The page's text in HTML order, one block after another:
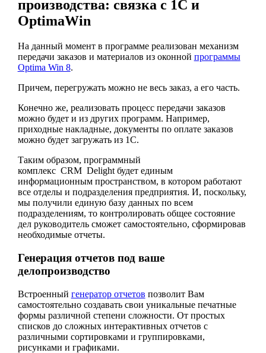
производства: связка с 1С и
OptimaWin
На данный момент в программе реализован механизм
передачи заказов и материалов из оконной программы
Optima Win 8.
Причем, перегружать можно не весь заказ, а его часть.
Конечно же, реализовать процесс передачи заказов
можно будет и из других программ. Например,
приходные накладные, документы по оплате заказов
можно будет загружать из 1С.
Таким образом, программный
комплекс CRM Delight будет единым
информационным пространством, в котором работают
все отделы и подразделения предприятия. И, поскольку,
мы получили единую базу данных по всем
подразделениям, то контролировать общее состояние
дел руководитель сможет самостоятельно, сформировав
необходимые отчеты.
Генерация отчетов под ваше
делопроизводство
Встроенный генератор отчетов позволит Вам
самостоятельно создавать свои уникальные печатные
формы различной степени сложности. От простых
списков до сложных интерактивных отчетов с
различными сортировками и группировками,
рисунками и графиками.